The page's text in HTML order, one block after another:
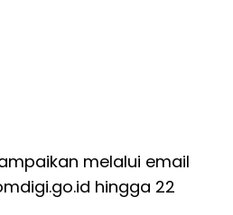
melalui email
hingga 22